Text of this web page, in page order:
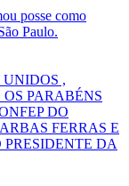
posse como
Paulo.
UNIDOS ,
PARABÉNS
DO
FERRAS E
DA